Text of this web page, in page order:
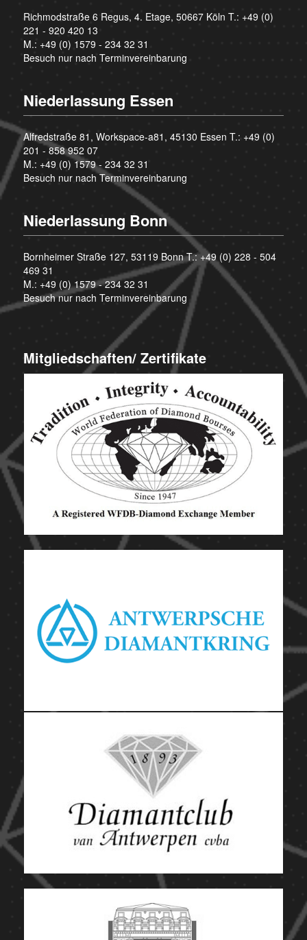
Richmodstraße 6 Regus, 4. Etage, 50667 Köln T.: +49 (0)
221 - 920 420 13
M.: +49 (0) 1579 - 234 32 31
Besuch nur nach Terminvereinbarung
Niederlassung Essen
Alfredstraße 81, Workspace-a81, 45130 Essen T.: +49 (0)
201 - 858 952 07
M.: +49 (0) 1579 - 234 32 31
Besuch nur nach Terminvereinbarung
Niederlassung Bonn
Bornheimer Straße 127, 53119 Bonn T.:+49 (0) 228 - 504
469 31
M.: +49 (0) 1579 - 234 32 31
Besuch nur nach Terminvereinbarung
Mitgliedschaften/ Zertifikate